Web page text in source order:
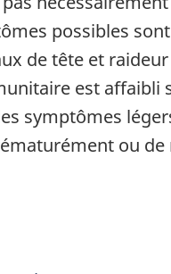
possibles
de tête et raideur
est
symptômes
ou